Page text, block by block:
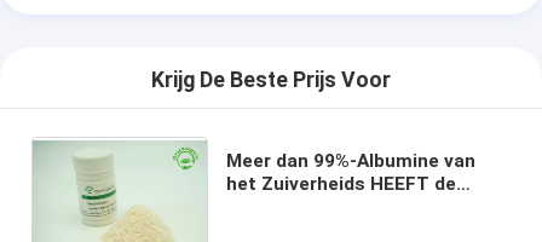
Krijg De Beste Prijs Voor
Meer dan 99%-Albumine van
het Zuiverheids HEEFT de